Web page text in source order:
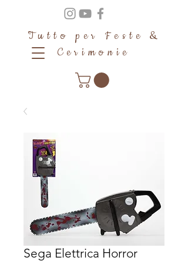
Tutto per Feste &
Cerimonie
Sega Elettrica Horror